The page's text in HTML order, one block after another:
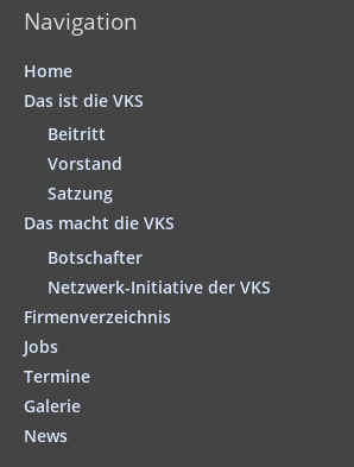
Navigation
Home
Das ist die VKS
Beitritt
Vorstand
Satzung
Das macht die VKS
Botschafter
Netzwerk-Initiative der VKS
Firmenverzeichnis
Jobs
Termine
Galerie
News